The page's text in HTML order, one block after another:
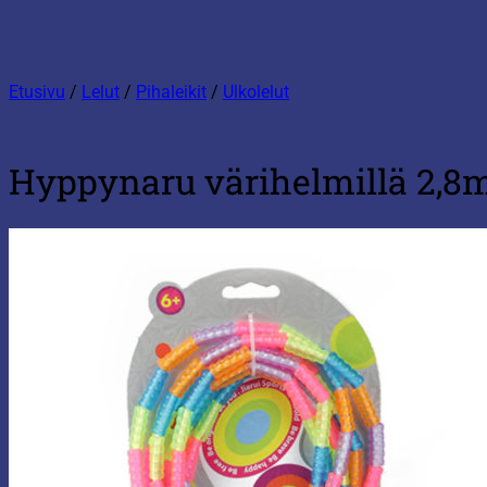
Etusivu / Lelut / Pihaleikit / Ulkolelut
Hyppynaru värihelmillä